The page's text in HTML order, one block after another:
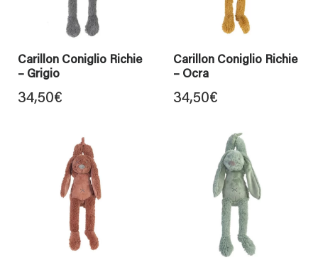
Carillon Coniglio Richie
– Grigio
34,50€
Carillon Coniglio Richie
– Ocra
34,50€